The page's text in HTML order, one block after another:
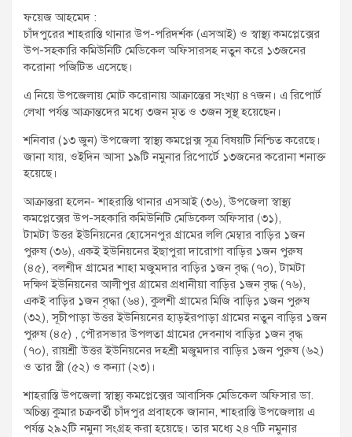
t
:
ফয়েজ আহমেদ :
চাঁদপুরের শাহরাস্তি থানার উপ-পরিদর্শক (এসআই) ও স্বাস্থ্য কমপ্লেক্সের
উপ-সহকারি কমিউনিটি মেডিকেল অফিসারসহ নতুন করে ১৩জনের
করোনা পজিটিভ এসেছে।
এ নিয়ে উপজেলায় মোট করোনায় আক্রান্তের সংখ্যা ৪৭জন। এ রিপোর্ট
লেখা পর্যন্ত আক্রান্তদের মধ্যে ৩জন মৃত ও ৩জন সুস্থ্ হয়েছেন।
শনিবার (১৩ জুন) উপজেলা স্বাস্থ্য কমপ্লেক্স সূত্র বিষয়টি নিশ্চিত করেছে।
জানা যায়, ওইদিন আসা ১৯টি নমুনার রিপোর্টে ১৩জনের করোনা শনাক্ত
হয়েছে।
আক্রান্তরা হলেন- শাহরাস্তি থানার এসআই (৩৬), উপজেলা স্বাস্থ্য
কমপ্লেক্সের উপ-সহকারি কমিউনিটি মেডিকেল অফিসার (৩১),
টামটা উত্তর ইউনিয়নের হোসেনপুর গ্রামের ললি মেম্বার বাড়ির ১জন
পুরুষ (৩৬), একই ইউনিয়নের ইছাপুরা দারোগা বাড়ির ১জন পুরুষ
(৪৫), বলশীদ গ্রামের শাহা মজুমদার বাড়ির ১জন বৃদ্ধ (৭০), টামটা
দক্ষিণ ইউনিয়নের আলীপুর গ্রামের প্রধানীয়া বাড়ির ১জন বৃদ্ধ (৭৬),
একই বাড়ির ১জন বৃদ্ধা (৬৪), কুলশী গ্রামের মিজি বাড়ির ১জন পুরুষ
(৩২), সূচীপাড়া উত্তর ইউনিয়নের হাড়ইরপাড়া গ্রামের নতুন বাড়ির ১জন
পুরুষ (৪৫) , পৌরসভার উপলতা গ্রামের দেবনাথ বাড়ির ১জন বৃদ্ধ
(৭০), রায়শ্রী উত্তর ইউনিয়নের দহশ্রী মজুমদার বাড়ির ১জন পুরুষ (৬২)
ও তার স্ত্রী (৫২) ও কন্যা (২৩)।
শাহরাস্তি উপজেলা স্বাস্থ্য কমপ্লেক্সের আবাসিক মেডিকেল অফিসার ডা.
অচিন্ত্য কুমার চক্রবর্তী চাঁদপুর প্রবাহকে জানান, শাহরাস্তি উপজেলায় এ
পর্যন্ত ২৯২টি নমুনা সংগ্রহ করা হয়েছে। তার মধ্যে ২৪৭টি নমুনার